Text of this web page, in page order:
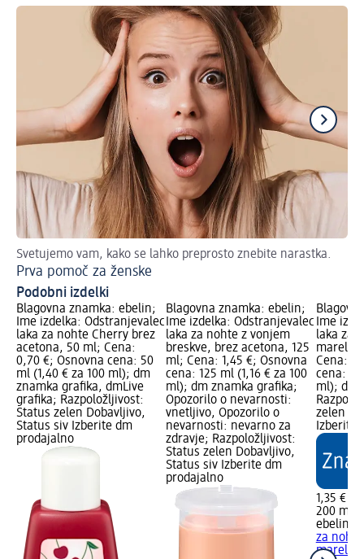
Svetujemo vam, kako se lahko preprosto znebite narastka.
Prva pomoč za ženske
Podobni izdelki
Blagovna znamka: ebelin;
Ime izdelka: Odstranjevalec
laka za nohte Cherry brez
acetona, 50 ml; Cena:
0,70 €; Osnovna cena: 50
ml (1,40 € za 100 ml); dm
znamka grafika, dmLive
grafika; Razpoložljivost:
Status zelen Dobavljivo,
Status siv Izberite dm
prodajalno
Blagovna znamka: ebelin;
Ime izdelka: Odstranjevalec
laka za nohte z vonjem
breskve, brez acetona, 125
ml; Cena: 1,45 €; Osnovna
cena: 125 ml (1,16 € za 100
ml); dm znamka grafika;
Opozorilo o nevarnosti:
vnetljivo, Opozorilo o
nevarnosti: nevarno za
zdravje; Razpoložljivost:
Status zelen Dobavljivo,
Status siv Izberite dm
prodajalno
Ime
laka za
Cena:
cena:
ml); dm
zelen
Izberite
1,35 €
200 ml
ebelin
za